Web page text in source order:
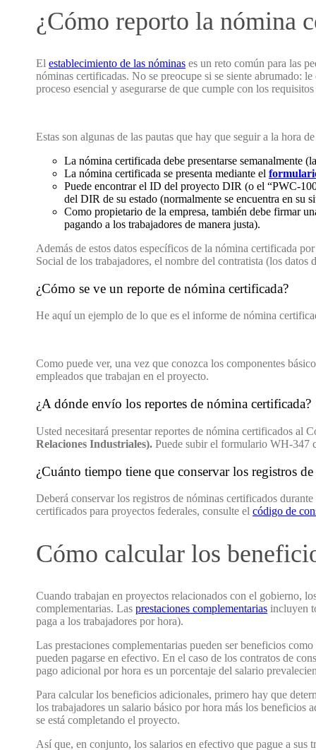
¿Cómo reporto la nómina
El establecimiento de las nóminas es un reto común para las
nóminas certificadas. No se preocupe si se siente abrumado:
proceso esencial y asegurarse de que cumple con los
Estas son algunas de las pautas que hay que seguir a la hora
La nómina certificada debe presentarse semanalmente
La nómina certificada se presenta mediante el
Puede encontrar el ID del proyecto DIR (o el “PWC-
del DIR de su estado (normalmente se encuentra en su
Como propietario de la empresa, también debe firmar
pagando a los trabajadores de manera justa).
Además de estos datos específicos de la nómina certificada
Social de los trabajadores, el nombre del contratista (los datos
¿Cómo se ve un reporte de nómina certificada?
He aquí un ejemplo de lo que es el informe de nómina
Como puede ver, una vez que conozca los componentes
empleados que trabajan en el proyecto.
¿A dónde envío los reportes de nómina certificada?
Usted necesitará presentar reportes de nómina certificados al
Relaciones Industriales). Puede subir el formulario WH-347
¿Cuánto tiempo tiene que conservar los registros
Deberá conservar los registros de nóminas certificados
certificados para proyectos federales, consulte el código de
Cómo calcular los
Cuando trabajan en proyectos relacionados con el gobierno,
complementarias. Las prestaciones complementarias incluyen
paga a los trabajadores por hora).
Las prestaciones complementarias pueden ser beneficios
pueden pagarse en efectivo. En el caso de los contratos de
pago adicional por hora es un porcentaje del salario
Para calcular los beneficios adicionales, primero hay que
los trabajadores un salario básico por hora más los beneficios
se está completando el proyecto.
Así que, en conjunto, los salarios en efectivo que pague a sus